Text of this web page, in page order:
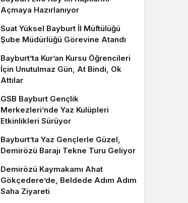
Açmaya Hazırlanıyor
Suat Yüksel Bayburt İl Müftülüğü
Şube Müdürlüğü Görevine Atandı
Bayburt’ta Kur’an Kursu Öğrencileri
İçin Unutulmaz Gün, At Bindi, Ok
Attılar
GSB Bayburt Gençlik
Merkezleri’nde Yaz Kulüpleri
Etkinlikleri Sürüyor
Bayburt’ta Yaz Gençlerle Güzel,
Demirözü Barajı Tekne Turu Geliyor
Demirözü Kaymakamı Ahat
Gökçedere’de, Beldede Adım Adım
Saha Ziyareti